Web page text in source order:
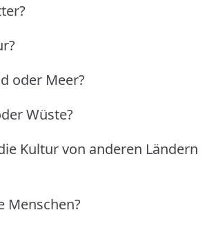
oder Meer?
Wüste?
Kultur von anderen Ländern
Menschen?